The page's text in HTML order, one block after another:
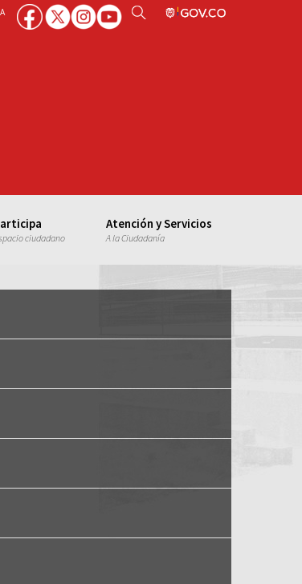
ciudadano
Atención y Servicios
A la Ciudadanía